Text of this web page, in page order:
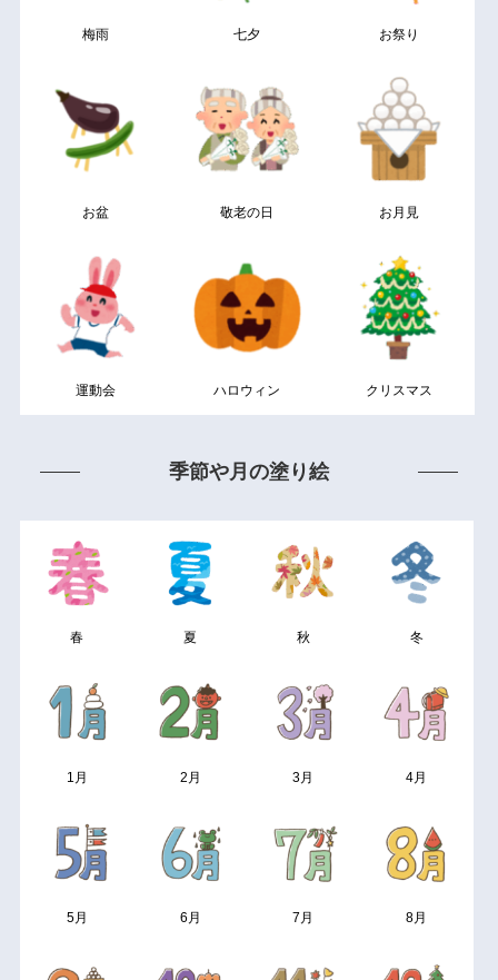
梅雨 七夕 お祭り
お盆 敬老の日 お月見
運動会 ハロウィン クリスマス
季節や月の塗り絵
春 夏 秋 冬
1月 2月 3月 4月
5月 6月 7月 8月